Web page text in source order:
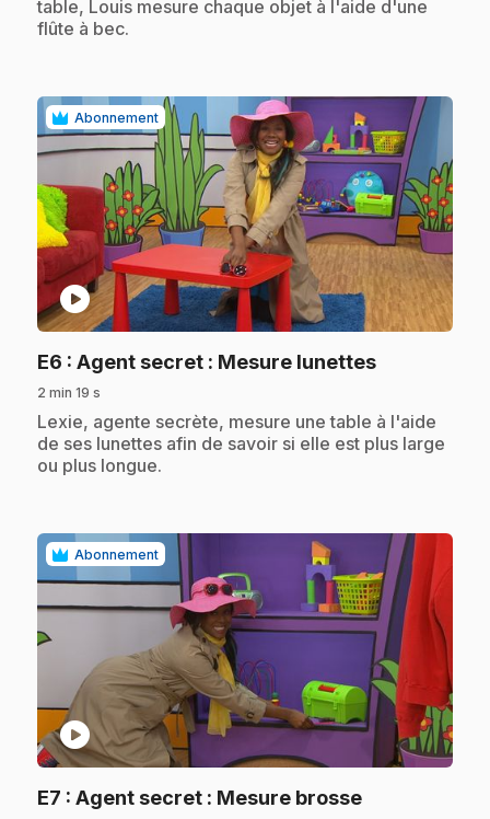
table, Louis mesure chaque objet à l'aide d'une
flûte à bec.
Abonnement
play_circle
E6 : Agent secret : Mesure lunettes.
2 min 19 s
.Lexie, agente secrète, mesure une table à l'aide
de ses lunettes afin de savoir si elle est plus large
ou plus longue.
Abonnement
play_circle
E7 : Agent secret : Mesure brosse.